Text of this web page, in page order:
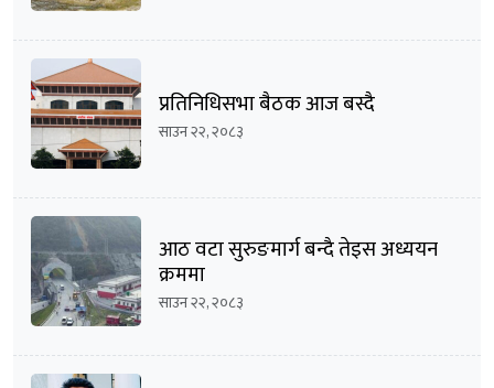
प्रतिनिधिसभा बैठक आज बस्दै
साउन २२, २०८३
आठ वटा सुरुङमार्ग बन्दै तेइस अध्ययन
क्रममा
साउन २२, २०८३